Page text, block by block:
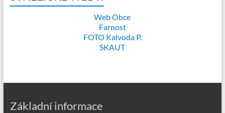
Web Obce
Farnost
FOTO Kalvoda P.
SKAUT
Základní informace